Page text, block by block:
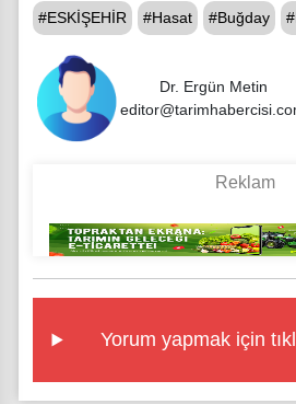
#ESKİŞEHİR #Hasat #Buğday
Dr. Ergün Metin
Yorum yapmak için